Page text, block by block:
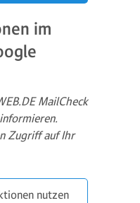
im
MailCheck
Zugriff auf Ihr
nutzen